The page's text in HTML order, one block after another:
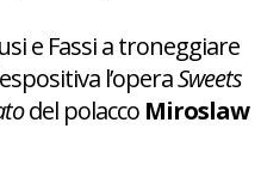
e Fassi a troneggiare
l’operaSweets
del polacco Miroslaw